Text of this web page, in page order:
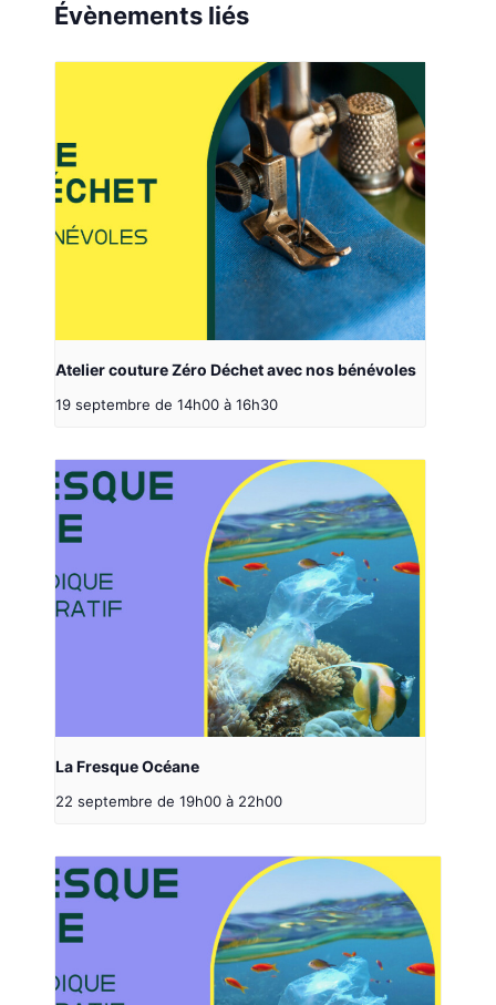
Évènements liés
Atelier couture Zéro Déchet avec nos bénévoles
19 septembre de 14h00 à 16h30
La Fresque Océane
22 septembre de 19h00 à 22h00